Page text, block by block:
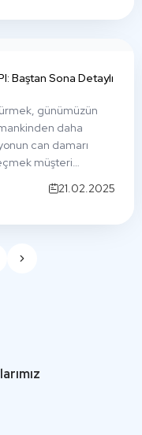
Baştan Sona Detaylı
günümüzün
daha
can damarı
müşteri
için çok
Business API mi
21.02.2025